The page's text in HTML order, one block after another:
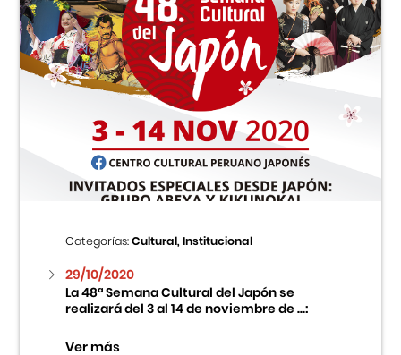
Categorías:Cultural, Institucional
29/10/2020
La 48ª Semana Cultural del Japón se
realizará del 3 al 14 de noviembre de ...:
Ver más